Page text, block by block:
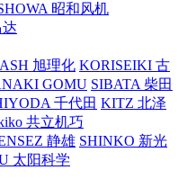
昭和风机
ASH 旭理化 KORISEIKI 古
GOMU SIBATA 柴田
千代田 KITZ 北泽
共立机巧
静雄 SHINKO 新光
太阳科学